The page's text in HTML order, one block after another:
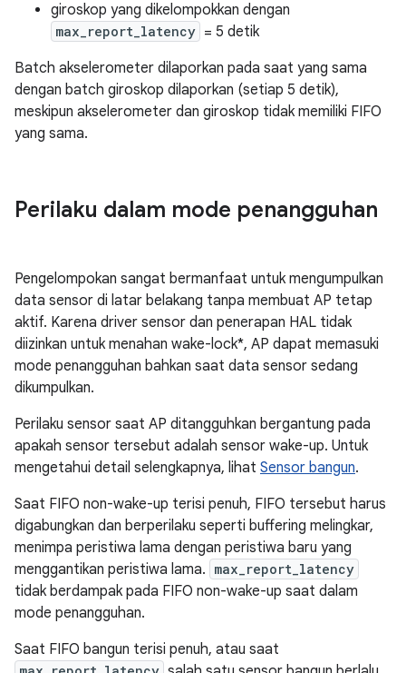
giroskop yang dikelompokkan dengan
max_report_latency = 5 detik
Batch akselerometer dilaporkan pada saat yang sama
dengan batch giroskop dilaporkan (setiap 5 detik),
meskipun akselerometer dan giroskop tidak memiliki FIFO
yang sama.
Perilaku dalam mode penangguhan
Pengelompokan sangat bermanfaat untuk mengumpulkan
data sensor di latar belakang tanpa membuat AP tetap
aktif. Karena driver sensor dan penerapan HAL tidak
diizinkan untuk menahan wake-lock*, AP dapat memasuki
mode penangguhan bahkan saat data sensor sedang
dikumpulkan.
Perilaku sensor saat AP ditangguhkan bergantung pada
apakah sensor tersebut adalah sensor wake-up. Untuk
mengetahui detail selengkapnya, lihat Sensor bangun.
Saat FIFO non-wake-up terisi penuh, FIFO tersebut harus
digabungkan dan berperilaku seperti buffering melingkar,
menimpa peristiwa lama dengan peristiwa baru yang
menggantikan peristiwa lama. max_report_latency
tidak berdampak pada FIFO non-wake-up saat dalam
mode penangguhan.
Saat FIFO bangun terisi penuh, atau saat